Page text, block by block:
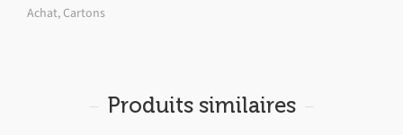
Achat,Cartons
Produits similaires